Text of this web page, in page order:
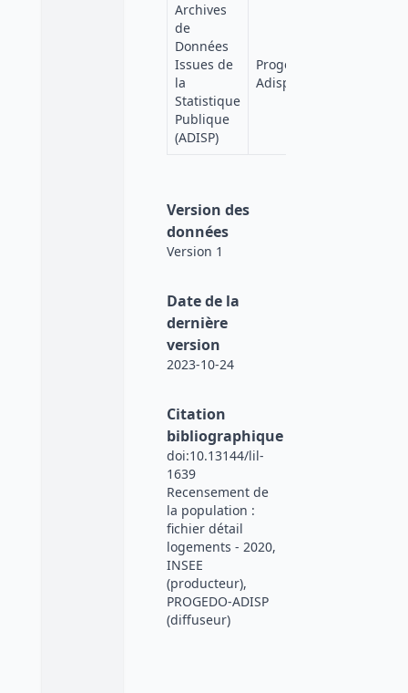
Archives
de
Données
Issues de
la
Statistique
Publique
(ADISP)
Progedo-
Adisp
Version des
données
Version 1
Date de la
dernière
version
2023-10-24
Citation
bibliographique
doi:10.13144/lil-
1639
Recensement de
la population :
fichier détail
logements - 2020,
INSEE
(producteur),
PROGEDO-ADISP
(diffuseur)